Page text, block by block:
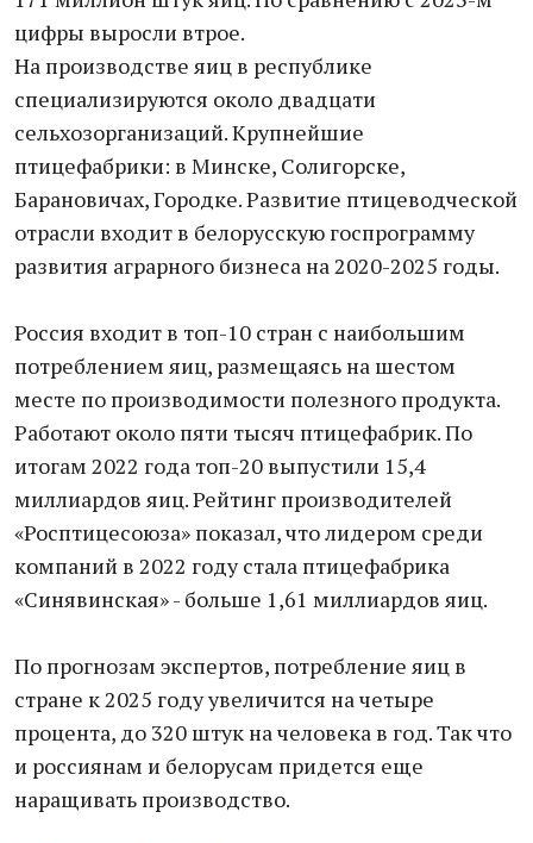
цифры выросли втрое.
На производстве яиц в республике
специализируются около двадцати
сельхозорганизаций. Крупнейшие
птицефабрики: в Минске, Солигорске,
Барановичах, Городке. Развитие птицеводческой
отрасли входит в белорусскую госпрограмму
развития аграрного бизнеса на 2020-2025 годы.
Россия входит в топ-10 стран с наибольшим
потреблением яиц, размещаясь на шестом
месте по производимости полезного продукта.
Работают около пяти тысяч птицефабрик. По
итогам 2022 года топ-20 выпустили 15,4
миллиардов яиц. Рейтинг производителей
«Росптицесоюза» показал, что лидером среди
компаний в 2022 году стала птицефабрика
«Синявинская» - больше 1,61 миллиардов яиц.
По прогнозам экспертов, потребление яиц в
стране к 2025 году увеличится на четыре
процента, до 320 штук на человека в год. Так что
и россиянам и белорусам придется еще
наращивать производство.